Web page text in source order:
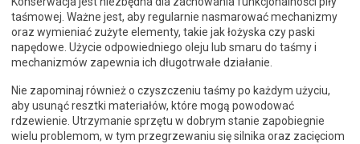
taśmowej. Ważne jest, aby regularnie nasmarować mechanizmy
oraz wymieniać zużyte elementy, takie jak łożyska czy paski
napędowe. Użycie odpowiedniego oleju lub smaru do taśmy i
mechanizmów zapewnia ich długotrwałe działanie.
Nie zapominaj również o czyszczeniu taśmy po każdym użyciu,
aby usunąć resztki materiałów, które mogą powodować
rdzewienie. Utrzymanie sprzętu w dobrym stanie zapobiegnie
wielu problemom, w tym przegrzewaniu się silnika oraz zacięciom